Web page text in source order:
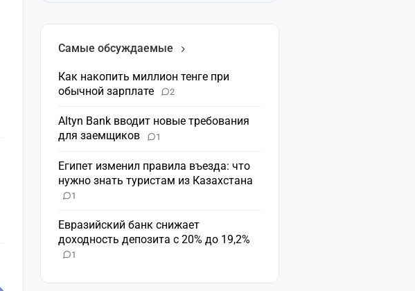
Самые обсуждаемые
Как накопить миллион тенге при
обычной зарплате
2
Altyn Bank вводит новые требования
для заемщиков
1
Египет изменил правила въезда: что
нужно знать туристам из Казахстана
1
Евразийский банк снижает
доходность депозита с 20% до 19,2%
1